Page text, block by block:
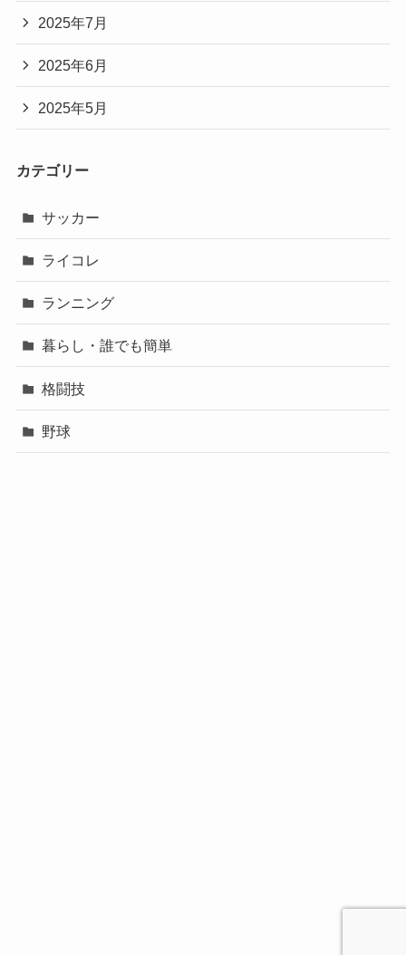
2025年7月
2025年6月
2025年5月
カテゴリー
サッカー
ライコレ
ランニング
暮らし・誰でも簡単
格闘技
野球